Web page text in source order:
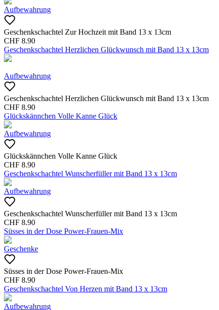
Aufbewahrung
Geschenkschachtel Zur Hochzeit mit Band 13 x 13cm
CHF 8.90
Geschenkschachtel Herzlichen Glückwunsch mit Band 13 x 13cm
Aufbewahrung
Geschenkschachtel Herzlichen Glückwunsch mit Band 13 x 13cm
CHF 8.90
Glückskännchen Volle Kanne Glück
Aufbewahrung
Glückskännchen Volle Kanne Glück
CHF 8.90
Geschenkschachtel Wunscherfüller mit Band 13 x 13cm
Aufbewahrung
Geschenkschachtel Wunscherfüller mit Band 13 x 13cm
CHF 8.90
Süsses in der Dose Power-Frauen-Mix
Geschenke
Süsses in der Dose Power-Frauen-Mix
CHF 8.90
Geschenkschachtel Von Herzen mit Band 13 x 13cm
Aufbewahrung